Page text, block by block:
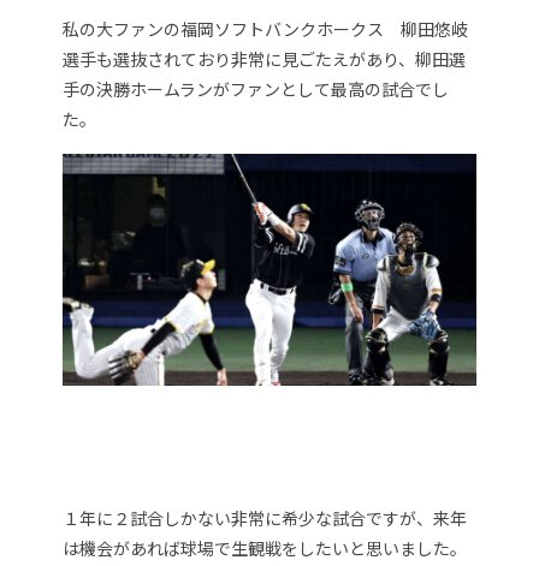
私の大ファンの福岡ソフトバンクホークス 柳田悠岐
選手も選抜されており非常に見ごたえがあり、柳田選
手の決勝ホームランがファンとして最高の試合でし
た。
１年に２試合しかない非常に希少な試合ですが、来年
は機会があれば球場で生観戦をしたいと思いました。